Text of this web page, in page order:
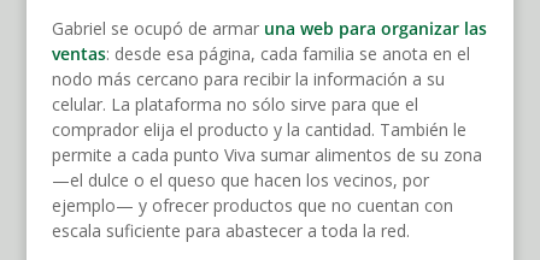
Gabriel se ocupó de armar una web para organizar las
ventas: desde esa página, cada familia se anota en el
nodo más cercano para recibir la información a su
celular. La plataforma no sólo sirve para que el
comprador elija el producto y la cantidad. También le
permite a cada punto Viva sumar alimentos de su zona
—el dulce o el queso que hacen los vecinos, por
ejemplo— y ofrecer productos que no cuentan con
escala suficiente para abastecer a toda la red.